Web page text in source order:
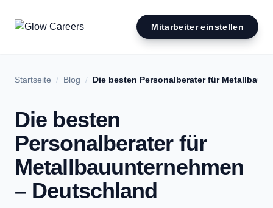
Mitarbeiter einstellen
Startseite / Blog / Die besten Personalberater für
Die besten
Personalberater für
Metallbauunternehmen
– Deutschland